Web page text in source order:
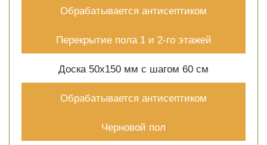
Обрабатывается антисептиком
Перекрытие пола 1 и 2-го этажей
Доска 50х150 мм с шагом 60 см
Обрабатывается антисептиком
Черновой пол